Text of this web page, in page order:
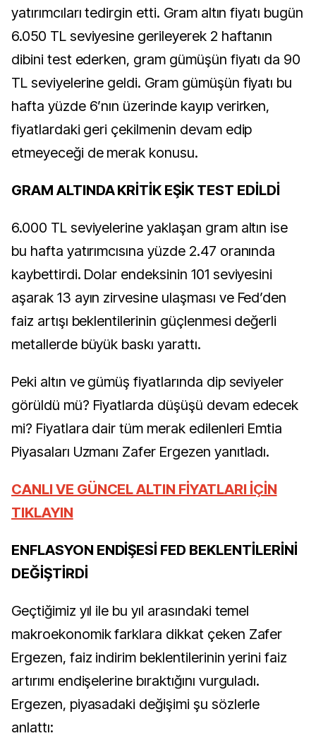
yatırımcıları tedirgin etti. Gram altın fiyatı bugün
6.050 TL seviyesine gerileyerek 2 haftanın
dibini test ederken, gram gümüşün fiyatı da 90
TL seviyelerine geldi. Gram gümüşün fiyatı bu
hafta yüzde 6’nın üzerinde kayıp verirken,
fiyatlardaki geri çekilmenin devam edip
etmeyeceği de merak konusu.
GRAM ALTINDA KRİTİK EŞİK TEST EDİLDİ
6.000 TL seviyelerine yaklaşan gram altın ise
bu hafta yatırımcısına yüzde 2.47 oranında
kaybettirdi. Dolar endeksinin 101 seviyesini
aşarak 13 ayın zirvesine ulaşması ve Fed’den
faiz artışı beklentilerinin güçlenmesi değerli
metallerde büyük baskı yarattı.
Peki altın ve gümüş fiyatlarında dip seviyeler
görüldü mü? Fiyatlarda düşüşü devam edecek
mi? Fiyatlara dair tüm merak edilenleri Emtia
Piyasaları Uzmanı Zafer Ergezen yanıtladı.
CANLI VE GÜNCEL ALTIN FİYATLARI İÇİN
TIKLAYIN
ENFLASYON ENDİŞESİ FED BEKLENTİLERİNİ
DEĞİŞTİRDİ
Geçtiğimiz yıl ile bu yıl arasındaki temel
makroekonomik farklara dikkat çeken Zafer
Ergezen, faiz indirim beklentilerinin yerini faiz
artırımı endişelerine bıraktığını vurguladı.
Ergezen, piyasadaki değişimi şu sözlerle
anlattı: